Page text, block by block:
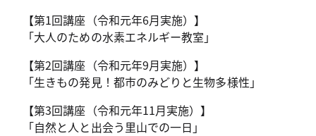
【第1回講座（令和元年6月実施）】
「大人のための水素エネルギー教室」
【第2回講座（令和元年9月実施）】
「生きもの発見！都市のみどりと生物多様性」
【第3回講座（令和元年11月実施）】
「自然と人と出会う里山での一日」